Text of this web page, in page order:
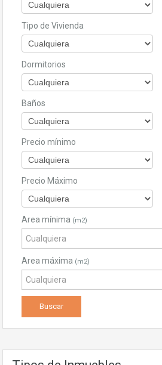
Tipo de Vivienda
Dormitorios
Baños
Precio mínimo
Precio Máximo
Area mínima (m2)
Area máxima (m2)